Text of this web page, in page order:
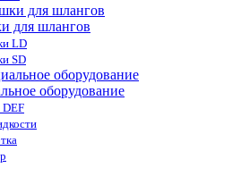
для шлангов
LD
SD
оборудование